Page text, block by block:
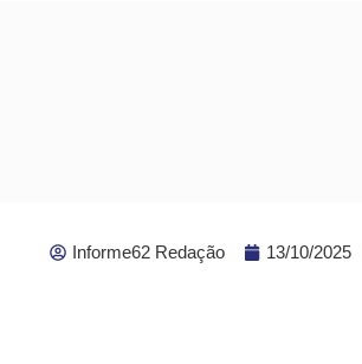
Informe62 Redação 13/10/2025